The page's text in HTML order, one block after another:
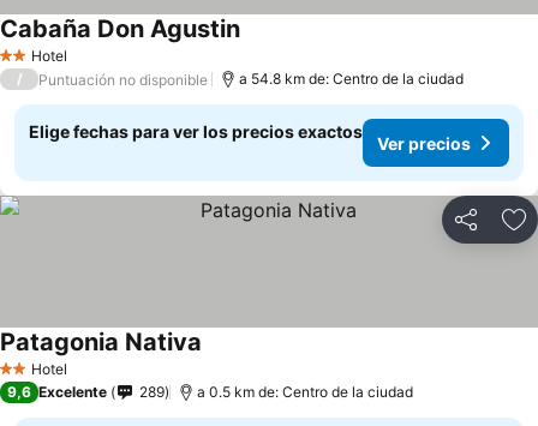
2 Estrellas
Hotel
Cabaña Don Agustin
/ Puntuación no disponible a 54.8 km de: Centro de la ciudad
Elige fechas para ver los precios exactos
Ver precios
Compartir
2 Estrellas
Hotel
Patagonia Nativa
9,6 Excelente 289 a 0.5 km de: Centro de la ciudad